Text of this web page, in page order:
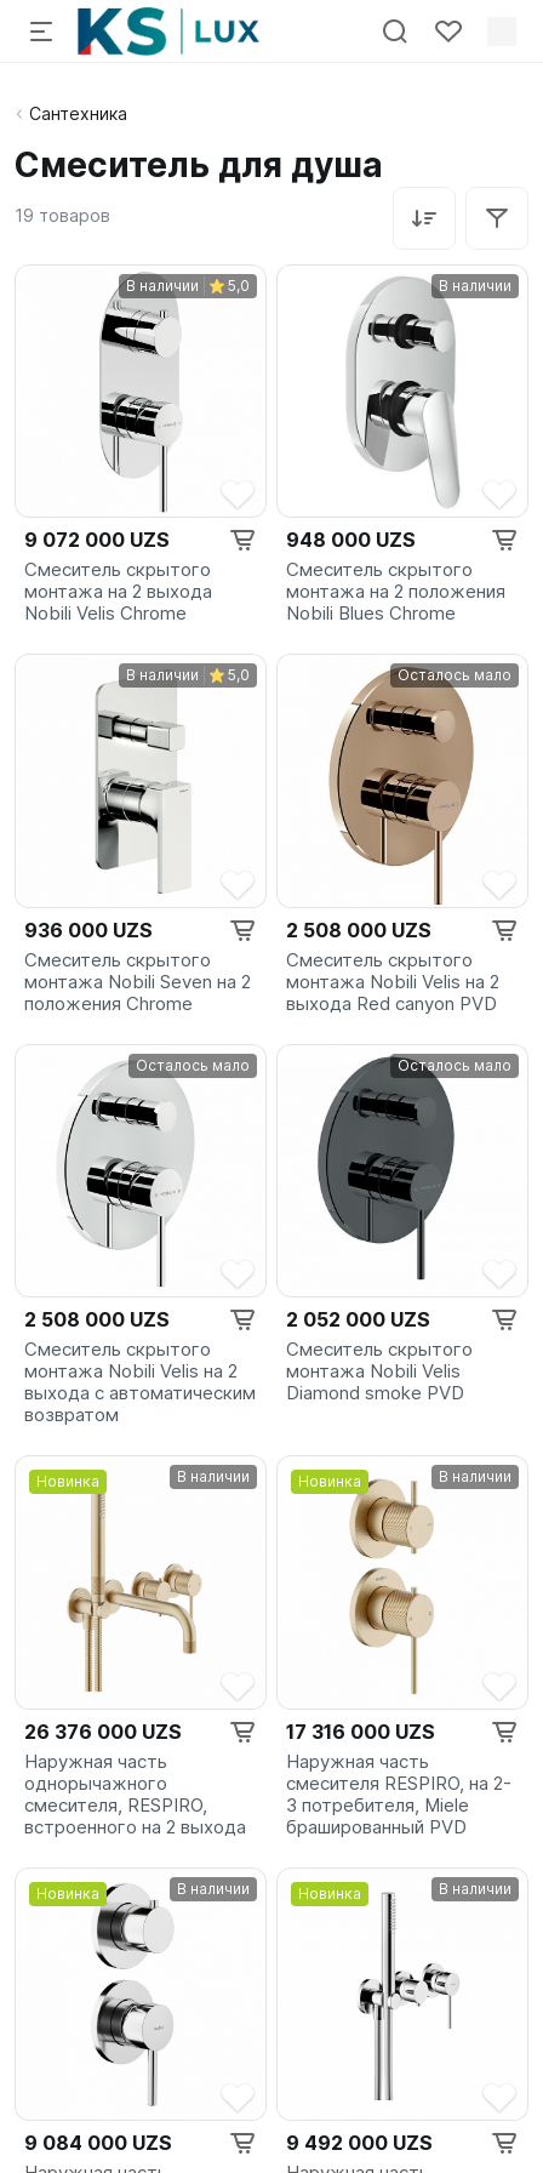
Сантехника
Смеситель для душа
19 товаров
В наличии 5,0
9 072 000 UZS
Смеситель скрытого
монтажа на 2 выхода
Nobili Velis Chrome
В наличии
948 000 UZS
Смеситель скрытого
монтажа на 2 положения
Nobili Blues Chrome
В наличии 5,0
936 000 UZS
Смеситель скрытого
монтажа Nobili Seven на 2
положения Chrome
Осталось мало
2 508 000 UZS
Смеситель скрытого
монтажа Nobili Velis на 2
выхода Red canyon PVD
Осталось мало
2 508 000 UZS
Смеситель скрытого
монтажа Nobili Velis на 2
выхода с автоматическим
возвратом
Осталось мало
2 052 000 UZS
Смеситель скрытого
монтажа Nobili Velis
Diamond smoke PVD
Новинка В наличии
26 376 000 UZS
Наружная часть
однорычажного
смесителя, RESPIRO,
встроенного на 2 выхода
Новинка В наличии
17 316 000 UZS
Наружная часть
смесителя RESPIRO, на 2-
3 потребителя, Miele
брашированный PVD
Новинка В наличии
9 084 000 UZS
Новинка В наличии
9 492 000 UZS